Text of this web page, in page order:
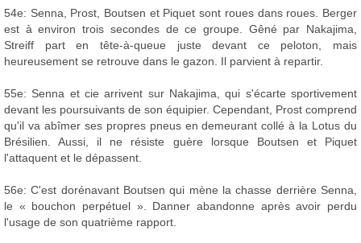
54e: Senna, Prost, Boutsen et Piquet sont roues dans roues. Berger
est à environ trois secondes de ce groupe. Gêné par Nakajima,
Streiff part en tête-à-queue juste devant ce peloton, mais
heureusement se retrouve dans le gazon. Il parvient à repartir.
55e: Senna et cie arrivent sur Nakajima, qui s'écarte sportivement
devant les poursuivants de son équipier. Cependant, Prost comprend
qu'il va abîmer ses propres pneus en demeurant collé à la Lotus du
Brésilien. Aussi, il ne résiste guère lorsque Boutsen et Piquet
l'attaquent et le dépassent.
56e: C'est dorénavant Boutsen qui mène la chasse derrière Senna,
le « bouchon perpétuel ». Danner abandonne après avoir perdu
l'usage de son quatrième rapport.